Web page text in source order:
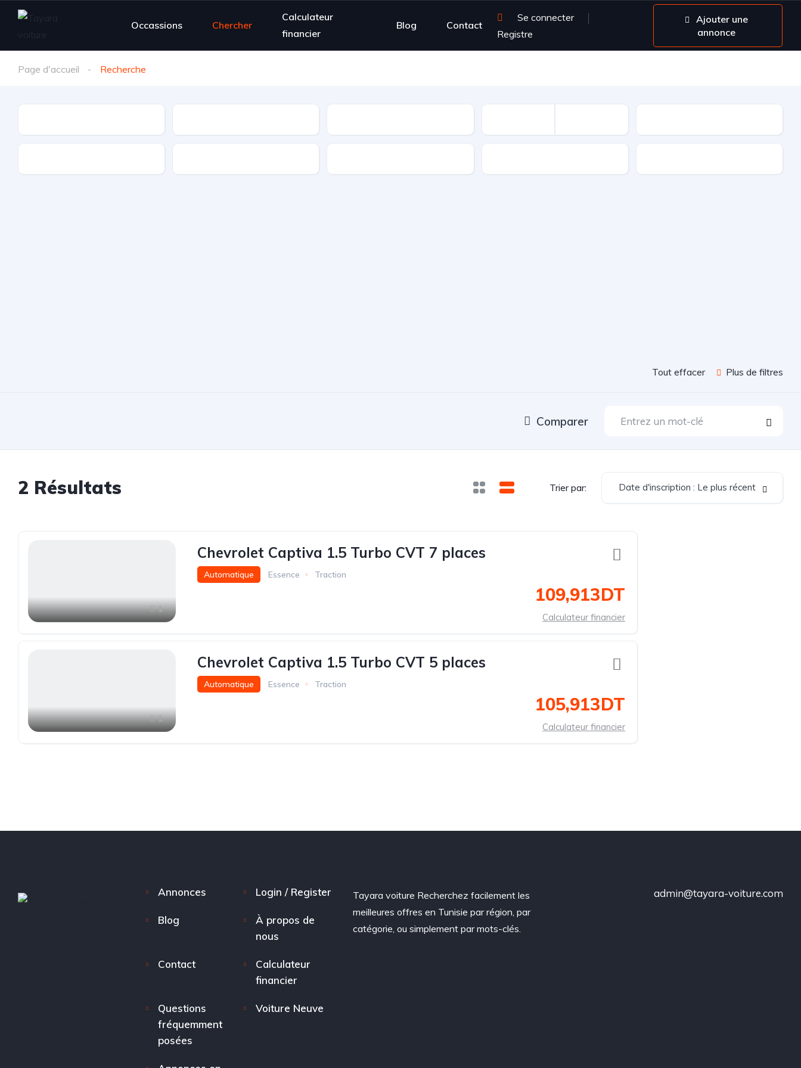
Occassions Chercher
Calculateur
financier
Blog Contact
Se connecter
Registre
Ajouter une
annonce
Page d'accueil Recherche
Tout effacer Plus de filtres
Comparer
2 Résultats Trier par: Date d'inscription : Le plus récent
1
Chevrolet Captiva 1.5 Turbo CVT 7 places
Automatique Essence Traction
109,913DT
Calculateur financier
1
Chevrolet Captiva 1.5 Turbo CVT 5 places
Automatique Essence Traction
105,913DT
Calculateur financier
Annonces Login / Register
Blog
À propos de
nous
Contact
Calculateur
financier
Questions
fréquemment
posées
Voiture Neuve
Tayara voiture Recherchez facilement les
meilleures offres en Tunisie par région, par
catégorie, ou simplement par mots-clés.
admin@tayara-voiture.com